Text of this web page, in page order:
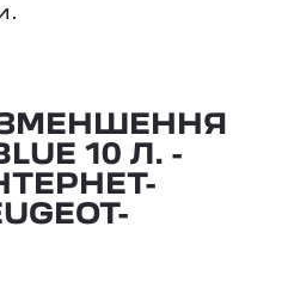
ЗМЕНШЕННЯ
10 Л. -